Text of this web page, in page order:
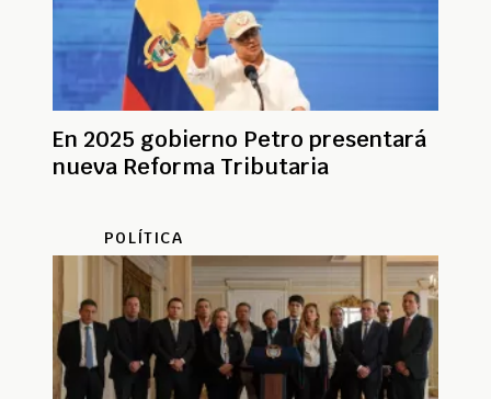
En 2025 gobierno Petro presentará
nueva Reforma Tributaria
POLÍTICA